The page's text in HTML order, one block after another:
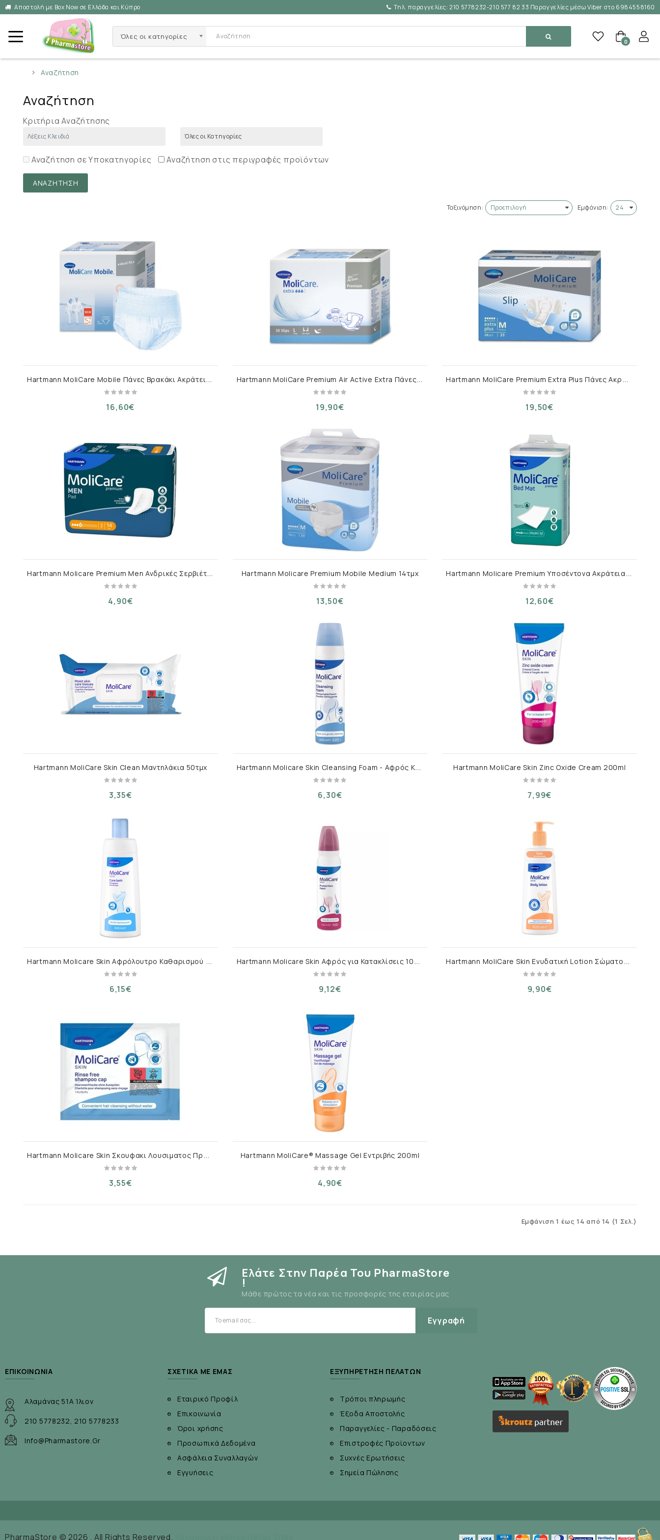
Αποστολή με Box Now σε Ελλάδα και Κύπρο Τηλ. παραγγελίες:210 5778232-210 577 82 33 Παραγγελίες μέσω Viber στο 6984558160
Όλες οι κατηγορίες
0
Αναζήτηση
Αναζήτηση
Κριτήρια Αναζήτησης
Αναζήτηση σε Υποκατηγορίες Αναζήτηση στις περιγραφές προϊόντων
Ταξινόμηση: Εμφάνιση:
H
artmann MoliCare Mobile Πάνες Βρακάκι Ακράτειας XLarge 14τμχ
16,60€
H
artmann MoliCare Premium Air Active Extra Πάνες Ακράτειας Large 30τμχ
19,90€
H
artmann MoliCare Premium Extra Plus Πάνες Ακράτειας Medium 30τμχ
19,50€
H
artmann Molicare Premium Men Ανδρικές Σερβιέτες Ακράτειας 14τμχ
4,90€
Hartmann Molicare Premium Mobile Medium 14τμχ
13,50€
H
artmann Molicare Premium Υποσέντονα Ακράτειας 5 Σταγόνων 60x90cm 30τμχ
12,60€
Hartmann MoliCare Skin Clean Μαντηλάκια 50τμχ
3,35€
H
artmann Molicare Skin Cleansing Foam - Αφρός Καθαρισμού για Άτομα με Ακράτεια (400ml)
6,30€
Hartmann MoliCare Skin Zinc Oxide Cream 200ml
7,99€
H
artmann Molicare Skin Αφρόλουτρο Καθαρισμού Σώματος 500ml
6,15€
H
artmann Molicare Skin Αφρός για Κατακλίσεις 100ml
9,12€
H
artmann MoliCare Skin Ενυδατική Lotion Σώματος για Ξηρές & Ευαίσθητες Επιδερμίδες 500ml
9,90€
H
artmann Molicare Skin Σκουφακι Λουσιματος Προεμποτισμενο 1 Τμχ
3,55€
Hartmann MoliCare® Massage Gel Εντριβής 200ml
4,90€
Εμφάνιση 1 έως 14 από 14 (1 Σελ.)
Ελάτε Στην Παρέα Του PharmaStore
!
Μάθε πρώτος τα νέα και τις προσφορές της εταιρίας μας
Εγγραφή
ΕΠΙΚΟΙΝΩΝΊΑ
Αλαμάνας 51Α Ίλιον
210 5778232, 210 5778233
Info@pharmastore.gr
ΣΧΕΤΙΚΆ ΜΕ ΕΜΆΣ
Εταιρικό Προφίλ
Επικοινωνία
Όροι χρήσης
Προσωπικά Δεδομένα
Ασφάλεια Συναλλαγών
Εγγυήσεις
ΕΞΥΠΗΡΈΤΗΣΗ ΠΕΛΑΤΏΝ
Τρόποι πληρωμής
Έξοδα Αποστολής
Παραγγελίες - Παραδόσεις
Επιστροφές Προϊοντων
Συχνές Ερωτήσεις
Σημεία Πώλησης
PharmaStore © 2026 . All Rights Reserved.